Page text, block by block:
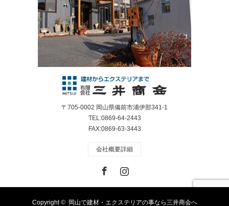
〒705-0002 岡山県備前市浦伊部341-1
TEL:0869-64-2443
FAX:0869-63-3443
会社概要詳細
Copyright © 岡山で建材・エクステリアの事なら三井商会へ